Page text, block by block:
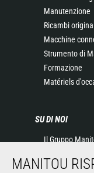
Manutenzione
Ricambi
Macchine
Strumento di
Formazione
Matériels
SU DI NOI
Il Gruppo
Informazioni
MANITOU